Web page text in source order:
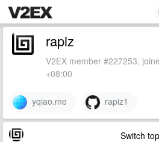
rapiz
V2EX member #227253,
+08:00
yqiao.me rapiz1
Switch